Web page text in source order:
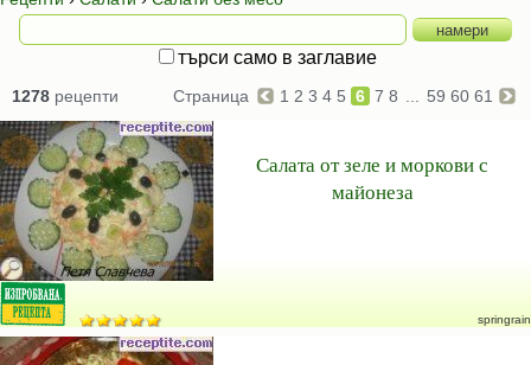
търси само в заглавие
1278 рецепти Страница 1 2 3 4 5 6 7 8 59 60 61
Салата от зеле и моркови с
майонеза
springrain